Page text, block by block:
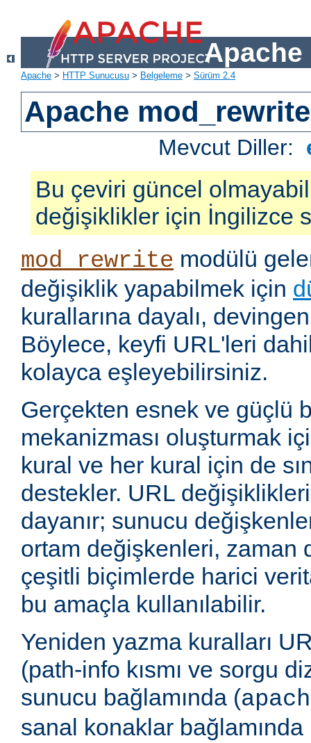
Apache
Apache > HTTP Sunucusu > Belgeleme > Sürüm 2.4
Apache mod_rewrite
Mevcut Diller:
Bu çeviri güncel
değişiklikler için İngilizce
mod_rewrite modülü
değişiklik yapabilmek için
kurallarına dayalı,
Böylece, keyfi URL'leri
kolayca eşleyebilirsiniz.
Gerçekten esnek ve güçlü
mekanizması oluşturmak
kural ve her kural için de
destekler. URL
dayanır; sunucu
ortam değişkenleri, zaman
çeşitli biçimlerde harici
bu amaçla kullanılabilir.
Yeniden yazma kuralları
(path-info kısmı ve sorgu
sunucu bağlamında (
sanal konaklar bağlamında